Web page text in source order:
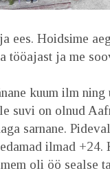
ees. Hoidsime
tööajast ja me
kuum ilm ning
suvi on olnud
sarnane.
ilmad +24.
oli öö sealse